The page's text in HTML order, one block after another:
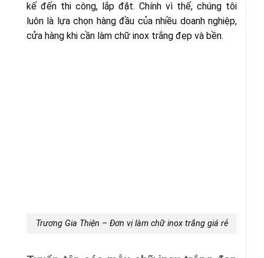
kế đến thi công, lắp đặt. Chính vì thế, chúng tôi
luôn là lựa chọn hàng đầu của nhiều doanh nghiệp,
cửa hàng khi cần làm chữ inox trắng đẹp và bền.
Trương Gia Thiện – Đơn vị làm chữ inox trắng giá rẻ